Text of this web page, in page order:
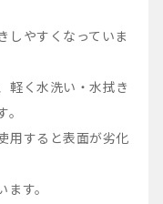
しやすくなっていま
軽く水洗い・水拭き
用すると表面が劣化
す。